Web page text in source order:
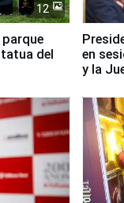
12
parque
del
en
y la